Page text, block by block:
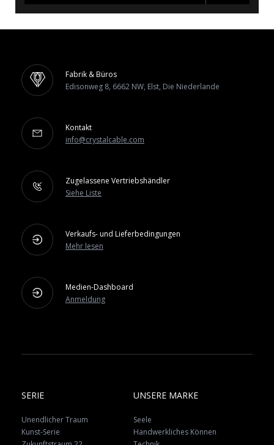
Fabrik & Büros
Edisonweg 8, 6662 NW, Elst, Die Niederlande
Kontakt
info@crystalcable.com
Zugelassene Vertriebshändler
Siehe Liste
Verkaufs- und Lieferbedingungen
Mehr lesen
Medien-Dashboard
Anmeldung
SERIE
Unendlicher Traum
Kunst-Serie
UNSERE MARKE
Seele
Handwerkliches Können